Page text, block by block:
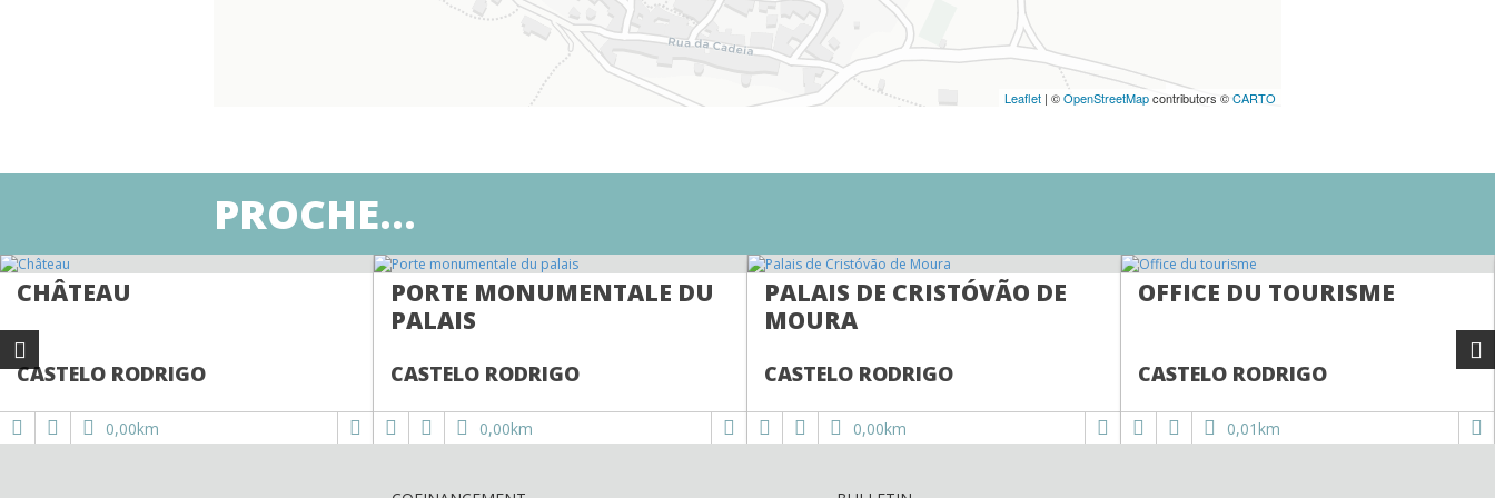
Leaflet | ©OpenStreetMapcontributors ©CARTO
PROCHE...
CHÂTEAU
CASTELO RODRIGO
0,00km
PORTE MONUMENTALE DU
PALAIS
CASTELO RODRIGO
0,00km
PALAIS DE CRISTÓVÃO DE
MOURA
CASTELO RODRIGO
0,00km
OFFICE DU TOURISME
CASTELO RODRIGO
0,01km